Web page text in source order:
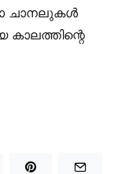
ചാനലുകള്‍
കാലത്തിന്റെ